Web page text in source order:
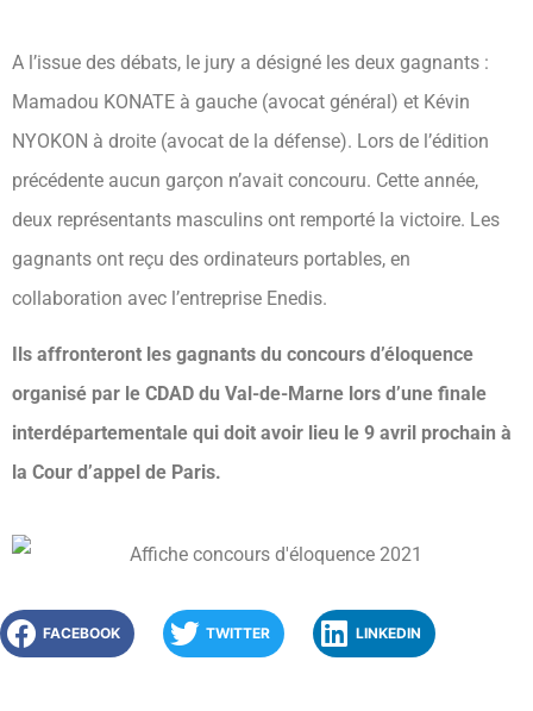
A l’issue des débats, le jury a désigné les deux gagnants :
Mamadou KONATE à gauche (avocat général) et Kévin
NYOKON à droite (avocat de la défense). Lors de l’édition
précédente aucun garçon n’avait concouru. Cette année,
deux représentants masculins ont remporté la victoire. Les
gagnants ont reçu des ordinateurs portables, en
collaboration avec l’entreprise Enedis.
Ils affronteront les gagnants du concours d’éloquence
organisé par le CDAD du Val-de-Marne lors d’une finale
interdépartementale qui doit avoir lieu le 9 avril prochain à
la Cour d’appel de Paris.
FACEBOOK TWITTER LINKEDIN